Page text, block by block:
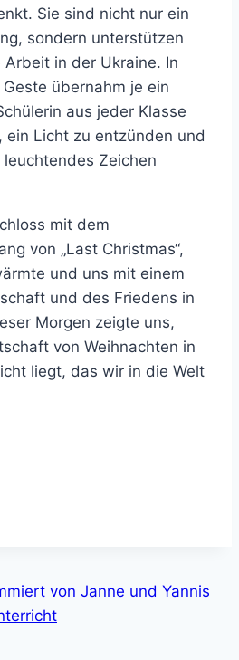
Sie sind nicht nur ein
sondern unterstützen
in der Ukraine. In
übernahm je ein
aus jeder Klasse
ein Licht zu entzünden und
Zeichen
mit dem
von „Last Christmas“,
und uns mit einem
und des Friedens in
Morgen zeigte uns,
von Weihnachten in
liegt, das wir in die Welt
von Janne und Yannis